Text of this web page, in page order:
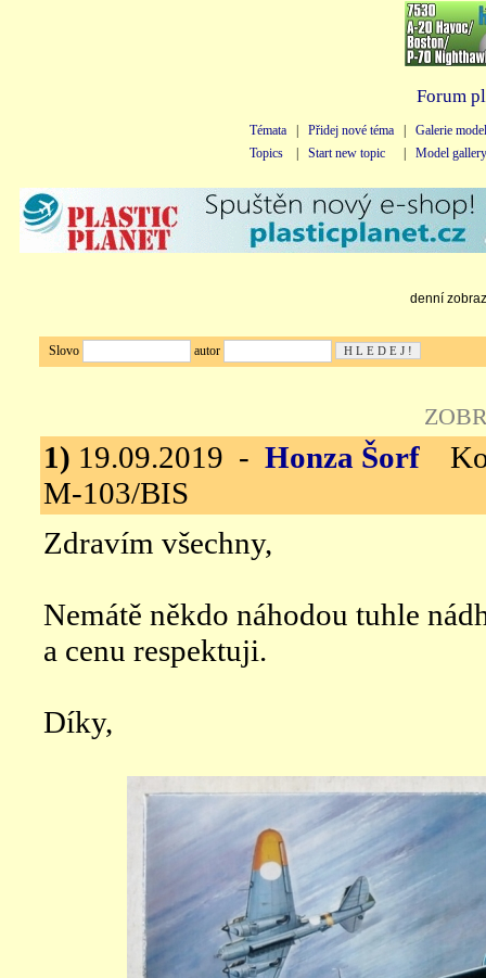
Forum
Témata Přidej nové téma
Galerie
Topics
Start new topic Model gallery
denní
Slovo autor
1) 19.09.2019 - Honza Šorf
M-103/BIS
Zdravím všechny,
Nemátě někdo náhodou tuhle
a cenu respektuji.
Díky,